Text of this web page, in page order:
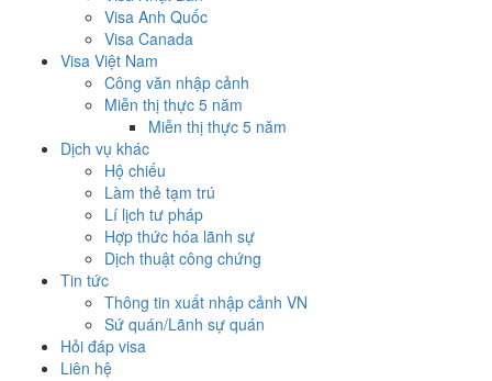
Visa Anh Quốc
Visa Canada
Visa Việt Nam
Công văn nhập cảnh
Miễn thị thực 5 năm
Miễn thị thực 5 năm
Dịch vụ khác
Hộ chiếu
Làm thẻ tạm trú
Lí lịch tư pháp
Hợp thức hóa lãnh sự
Dịch thuật công chứng
Tin tức
Thông tin xuất nhập cảnh VN
Sứ quán/Lãnh sự quán
Hỏi đáp visa
Liên hệ